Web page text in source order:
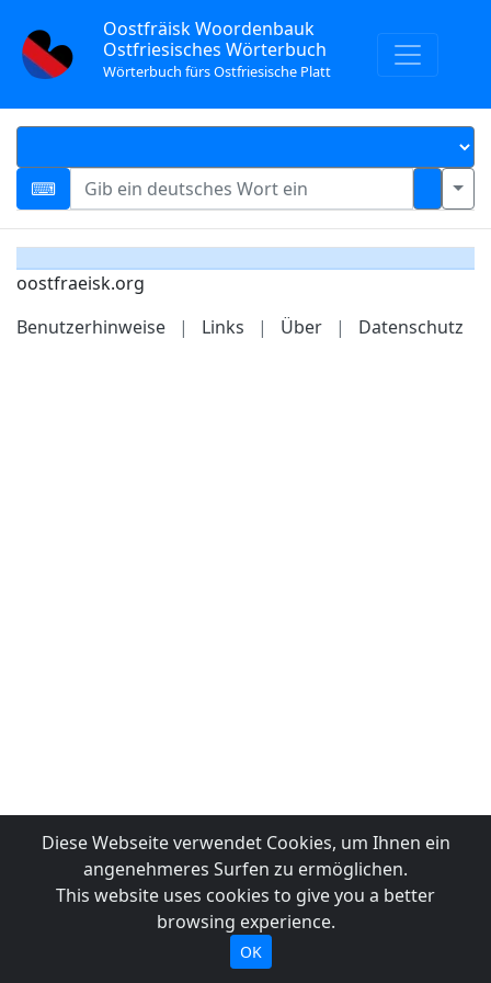
Oostfräisk Woordenbauk
Ostfriesisches Wörterbuch
Wörterbuch fürs Ostfriesische Platt
oostfraeisk.org
Benutzerhinweise
| Links | Über | Datenschutz
Diese Webseite verwendet Cookies, um Ihnen ein
angenehmeres Surfen zu ermöglichen.
This website uses cookies to give you a better
browsing experience.
OK